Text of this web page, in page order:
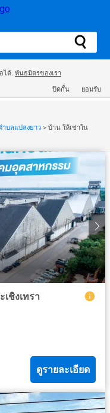
ได้. พันธมิตรของเรา
ปิดกั้น ยอมรับ
ำบลแปลงยาว > บ้าน ให้เช่าใน
ชิงเทรา
ดูรายละเอียด